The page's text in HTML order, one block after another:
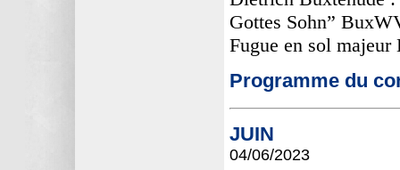
Gottes Sohn”
Fugue en sol
Programme du
JUIN
04/06/2023